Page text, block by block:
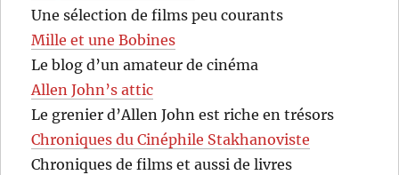
Une sélection de films peu courants
Mille et une Bobines
Le blog d’un amateur de cinéma
Allen John’s attic
Le grenier d’Allen John est riche en trésors
Chroniques du Cinéphile Stakhanoviste
Chroniques de films et aussi de livres